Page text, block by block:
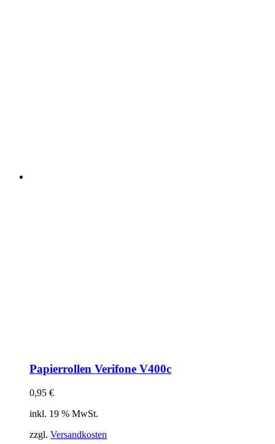
Papierrollen Verifone V400c
0,95 €
inkl. 19 % MwSt.
zzgl. Versandkosten